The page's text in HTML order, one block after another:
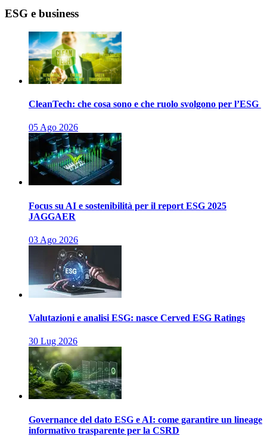
ESG e business
CleanTech: che cosa sono e che ruolo svolgono per l’ESG
05 Ago 2026
Focus su AI e sostenibilità per il report ESG 2025
JAGGAER
03 Ago 2026
Valutazioni e analisi ESG: nasce Cerved ESG Ratings
30 Lug 2026
Governance del dato ESG e AI: come garantire un lineage
informativo trasparente per la CSRD